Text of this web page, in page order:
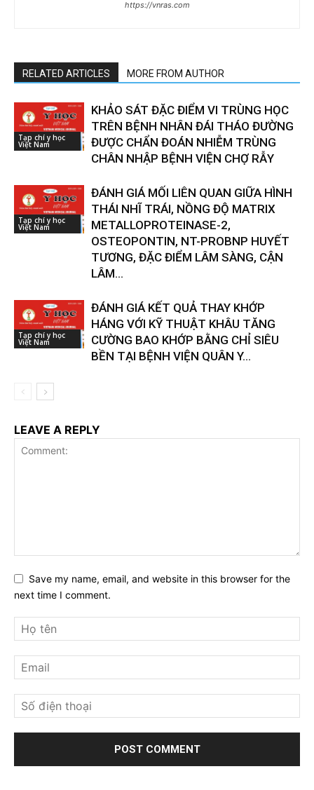
https://vnras.com
RELATED ARTICLES MORE FROM AUTHOR
Tạp chí y học
Việt Nam
KHẢO SÁT ĐẶC ĐIỂM VI TRÙNG HỌC
TRÊN BỆNH NHÂN ĐÁI THÁO ĐƯỜNG
ĐƯỢC CHẨN ĐOÁN NHIỄM TRÙNG
CHÂN NHẬP BỆNH VIỆN CHỢ RẪY
Tạp chí y học
Việt Nam
ĐÁNH GIÁ MỐI LIÊN QUAN GIỮA HÌNH
THÁI NHĨ TRÁI, NỒNG ĐỘ MATRIX
METALLOPROTEINASE-2,
OSTEOPONTIN, NT-PROBNP HUYẾT
TƯƠNG, ĐẶC ĐIỂM LÂM SÀNG, CẬN
LÂM...
Tạp chí y học
Việt Nam
ĐÁNH GIÁ KẾT QUẢ THAY KHỚP
HÁNG VỚI KỸ THUẬT KHÂU TĂNG
CƯỜNG BAO KHỚP BẰNG CHỈ SIÊU
BỀN TẠI BỆNH VIỆN QUÂN Y...
LEAVE A REPLY
Save my name, email, and website in this browser for the
next time I comment.